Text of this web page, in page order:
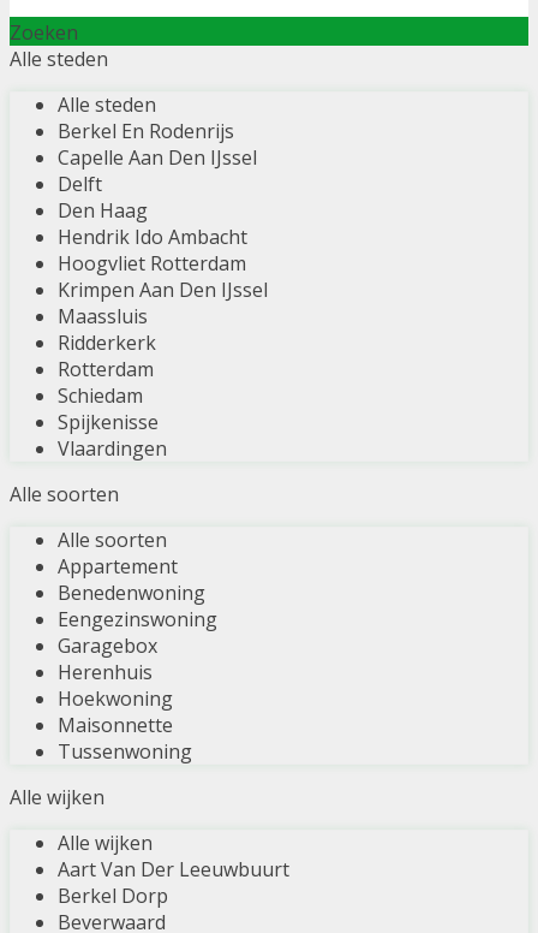
Zoeken
Alle steden
Alle steden
Berkel En Rodenrijs
Capelle Aan Den IJssel
Delft
Den Haag
Hendrik Ido Ambacht
Hoogvliet Rotterdam
Krimpen Aan Den IJssel
Maassluis
Ridderkerk
Rotterdam
Schiedam
Spijkenisse
Vlaardingen
Alle soorten
Alle soorten
Appartement
Benedenwoning
Eengezinswoning
Garagebox
Herenhuis
Hoekwoning
Maisonnette
Tussenwoning
Alle wijken
Alle wijken
Aart Van Der Leeuwbuurt
Berkel Dorp
Beverwaard